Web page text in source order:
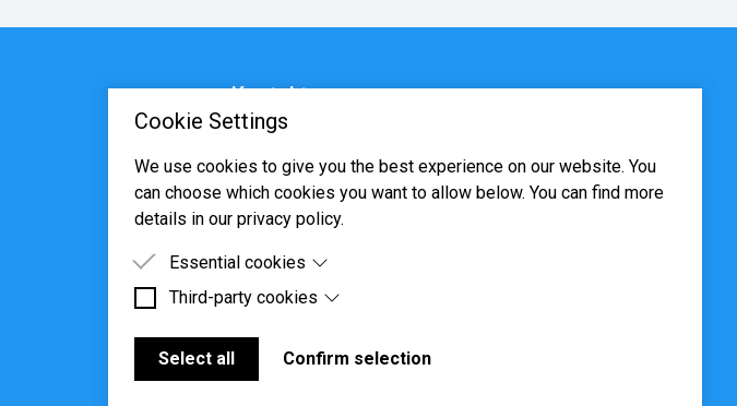
Cookie Settings
We use cookies to give you the best experience on our website. You
can choose which cookies you want to allow below. You can find more
details in our privacy policy.
Essential cookies
Essential cookies are cookies that are needed for the proper
Third-party cookies
Third-party cookies are cookies set by third-party software to enable
features such as Google Maps.
Select all Confirm selection
Kontakt
post@systima.no
www.systima.no